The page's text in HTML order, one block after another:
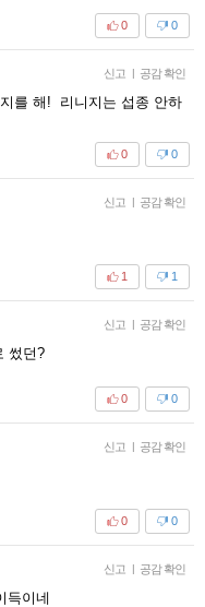
0
0
신고 | 공감 확인
를 해! 리니지는 섭종 안하
0
0
신고 | 공감 확인
1
1
신고 | 공감 확인
썼던?
0
0
신고 | 공감 확인
0
0
신고 | 공감 확인
득이네